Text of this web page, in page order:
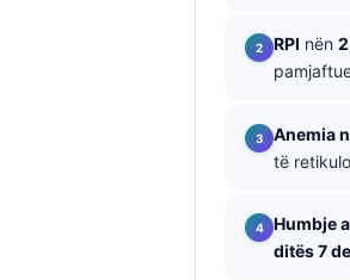
RPI nën 2
Anemia
të
Humbje
ditës 7